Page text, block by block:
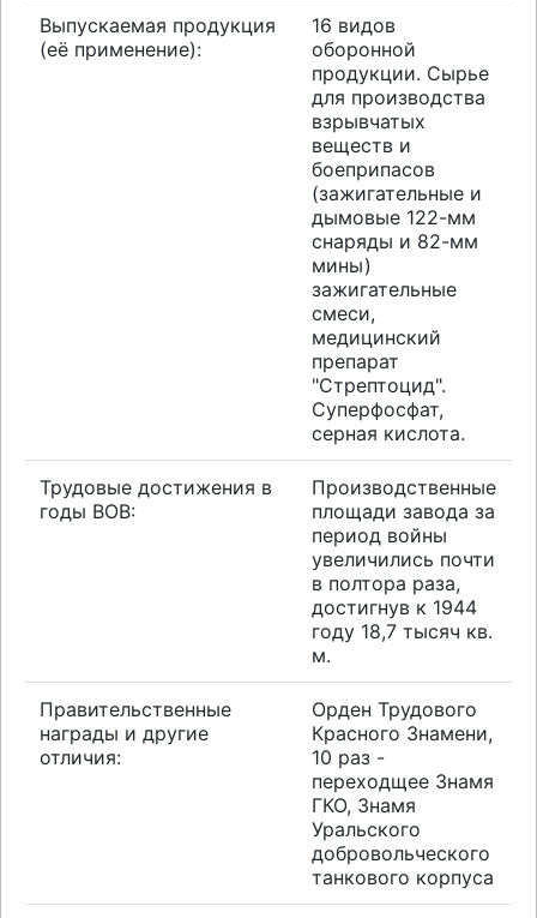
Выпускаемая продукция
(её применение):
16 видов
оборонной
продукции. Сырье
для производства
взрывчатых
веществ и
боеприпасов
(зажигательные и
дымовые 122-мм
снаряды и 82-мм
мины)
зажигательные
смеси,
медицинский
препарат
"Стрептоцид".
Суперфосфат,
серная кислота.
Трудовые достижения в
годы ВОВ:
Производственные
площади завода за
период войны
увеличились почти
в полтора раза,
достигнув к 1944
году 18,7 тысяч кв.
м.
Правительственные
награды и другие
отличия:
Орден Трудового
Красного Знамени,
10 раз -
переходщее Знамя
ГКО, Знамя
Уральского
добровольческого
танкового корпуса